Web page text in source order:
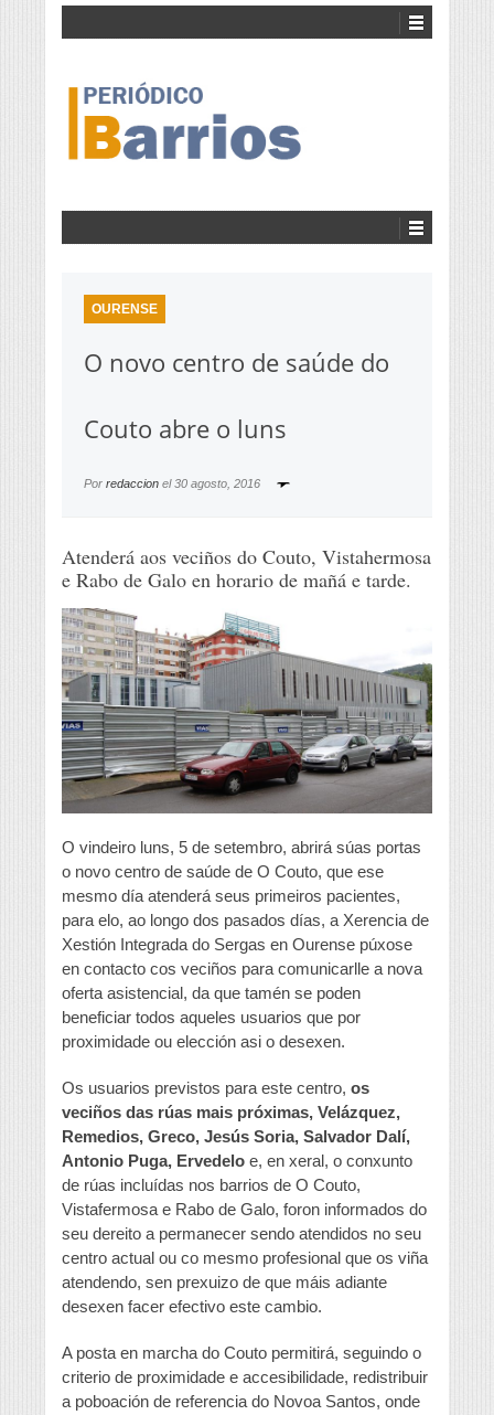
OURENSE
O novo centro de saúde do
Couto abre o luns
Por redaccion el30 agosto, 2016
Atenderá aos veciños do Couto, Vistahermosa
e Rabo de Galo en horario de mañá e tarde.
O vindeiro luns, 5 de setembro, abrirá súas portas
o novo centro de saúde de O Couto, que ese
mesmo día atenderá seus primeiros pacientes,
para elo, ao longo dos pasados días, a Xerencia de
Xestión Integrada do Sergas en Ourense púxose
en contacto cos veciños para comunicarlle a nova
oferta asistencial, da que tamén se poden
beneficiar todos aqueles usuarios que por
proximidade ou elección asi o desexen.
Os usuarios previstos para este centro, os
veciños das rúas mais próximas, Velázquez,
Remedios, Greco, Jesús Soria, Salvador Dalí,
Antonio Puga, Ervedelo e, en xeral, o conxunto
de rúas incluídas nos barrios de O Couto,
Vistafermosa e Rabo de Galo, foron informados do
seu dereito a permanecer sendo atendidos no seu
centro actual ou co mesmo profesional que os viña
atendendo, sen prexuizo de que máis adiante
desexen facer efectivo este cambio.
A posta en marcha do Couto permitirá, seguindo o
criterio de proximidade e accesibilidade, redistribuir
a poboación de referencia do Novoa Santos, onde